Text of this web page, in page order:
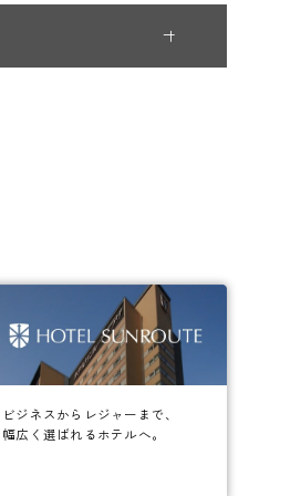
ビジネスからレジャーまで、
幅広く選ばれるホテルへ。